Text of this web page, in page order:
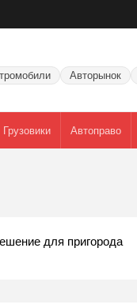
Авторынок
Грузовики Автоправо
для пригорода